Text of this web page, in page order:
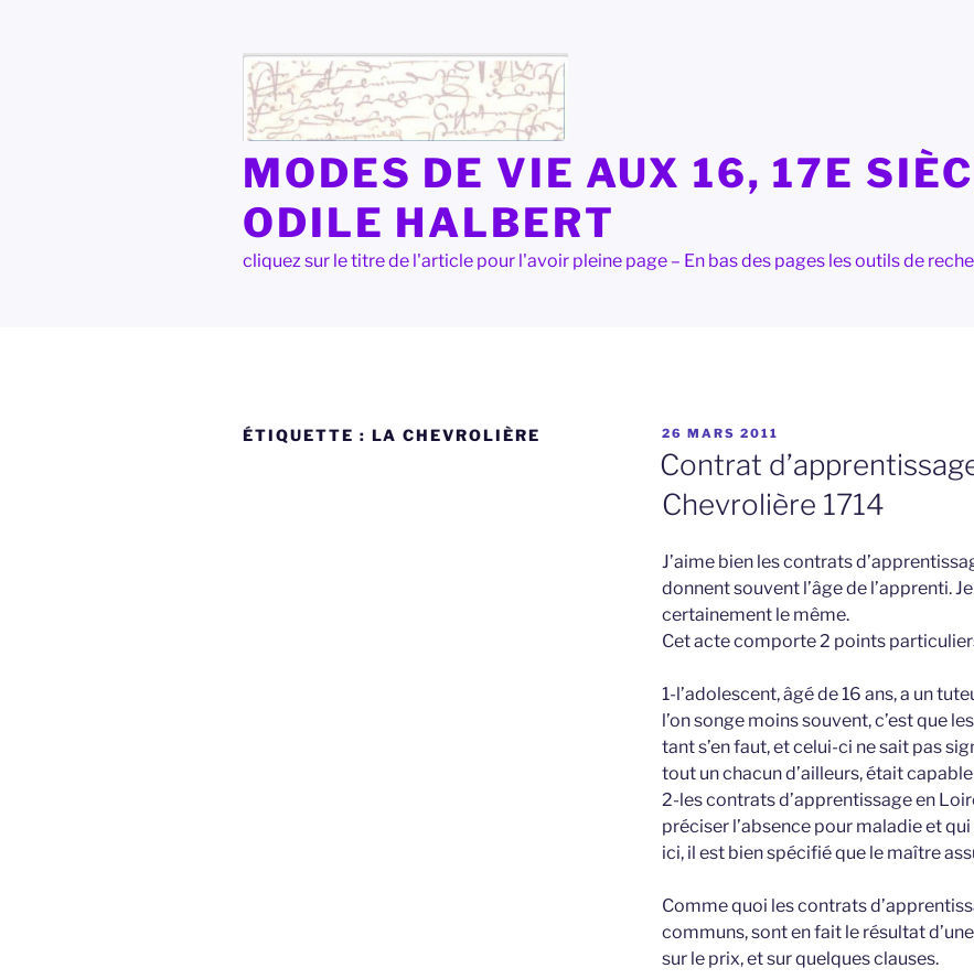
MODES DE VIE AUX 16, 17E
ODILE HALBERT
cliquez sur le titre de l'article pour l'avoir pleine page – En bas des pages les outils de
ÉTIQUETTE : LA CHEVROLIÈRE
PUBLIÉ
LE
26 MARS 2011
Contrat
Chevrolière 1714
J’aime bien les contrats
donnent souvent l’âge de l’apprenti.
certainement le même.
Cet acte comporte 2 points
1-l’adolescent, âgé de 16 ans, a un
l’on songe moins souvent, c’est que
tant s’en faut, et celui-ci ne sait pas
tout un chacun d’ailleurs, était
2-les contrats d’apprentissage en
préciser l’absence pour maladie et
ici, il est bien spécifié que le maître
Comme quoi les contrats
communs, sont en fait le résultat
sur le prix, et sur quelques clauses.